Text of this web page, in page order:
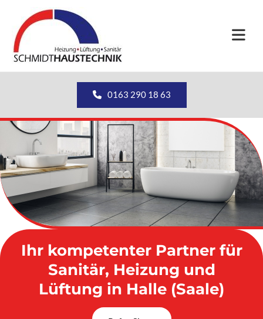
Zum Inhalt springen
0163 290 18 63
Ihr kompetenter Partner für
Sanitär, Heizung und
Lüftung in Halle (Saale)